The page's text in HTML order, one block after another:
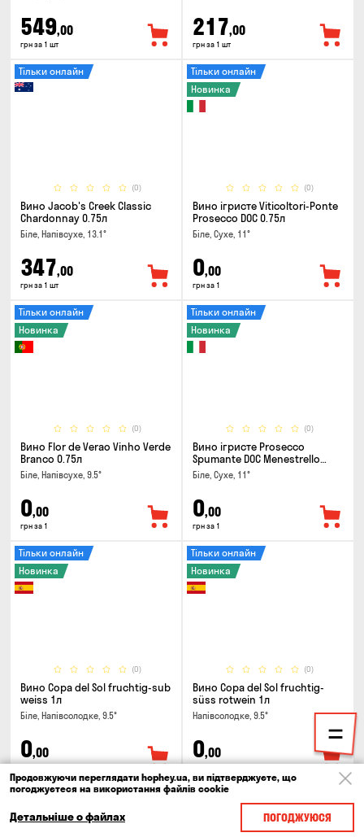
549,00
грн за 1 шт
217,00
грн за 1 шт
(0)
Тільки онлайн
Вино Jacob's Creek Classic
Chardonnay 0.75л
Біле, Напівсухе, 13.1°
347,00
грн за 1 шт
(0)
Тільки онлайн
Новинка
Вино ігристе Viticoltori-Ponte
Prosecco DOC 0.75л
Біле, Сухе, 11°
0,00
грн за 1
(0)
Тільки онлайн
Новинка
Вино Flor de Verao Vinho Verde
Branco 0.75л
Біле, Напівсухе, 9.5°
0,00
грн за 1
(0)
Тільки онлайн
Новинка
Вино ігристе Prosecco
Spumante DOC Menestrello
0.75л
Біле, Сухе, 11°
0,00
грн за 1
(0)
Тільки онлайн
Новинка
Вино Copa del Sol fruchtig-sub
weiss 1л
Біле, Напівсолодке, 9.5°
0,00
грн за 1
(0)
Тільки онлайн
Новинка
Вино Copa del Sol fruchtig-
süss rotwein 1л
Напівсолодке, 9.5°
0,00
грн за 1
Тільки онлайн
Новинка
Новинка
Продовжуючи переглядати hophey.ua, ви підтверджуєте, що
погоджуєтеся на використання файлів cookie
Детальніше о файлах ПОГОДЖУЮСЯ